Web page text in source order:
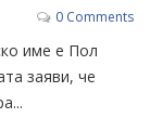
0 Comments
име е Пол
заяви, че